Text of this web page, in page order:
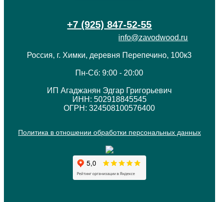
+7 (925) 847-52-55
info@zavodwood.ru
Россия, г. Химки, деревня Перепечино, 100к3
Пн-Сб: 9:00 - 20:00
ИП Агаджанян Эдгар Григорьевич
ИНН: 502918845545
ОГРН: 324508100576400
Политика в отношении обработки персональных данных